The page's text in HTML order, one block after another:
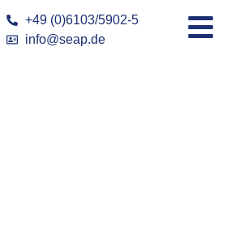
+49 (0)6103/5902-5
info@seap.de